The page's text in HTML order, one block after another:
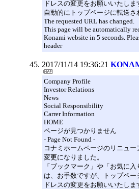
ドレスの変更をお願いいたし
自動的にトップページに転送さ
The requested URL has changed.
This page will be automatically
Konami website in 5 seconds.
header
2017/11/14 19:36:21
Company Profile
Investor Relations
News
Social Responsibility
Carrer Information
HOME
ページが見つかりません
- Page Not Found -
コナミホームページのリニュ
変更になりました。
「ブックマーク」や「お気に
は、お手数ですが、トップペ
ドレスの変更をお願いいたし